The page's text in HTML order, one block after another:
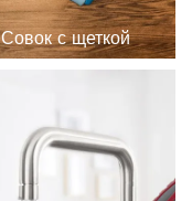
Совок с щеткой